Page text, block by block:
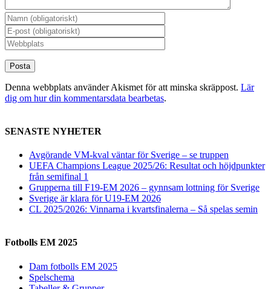
Denna webbplats använder Akismet för att minska skräppost. Lär
dig om hur din kommentarsdata bearbetas.
SENASTE NYHETER
Avgörande VM-kval väntar för Sverige – se truppen
UEFA Champions League 2025/26: Resultat och höjdpunkter
från semifinal 1
Grupperna till F19-EM 2026 – gynnsam lottning för Sverige
Sverige är klara för U19-EM 2026
CL 2025/2026: Vinnarna i kvartsfinalerna – Så spelas semin
Fotbolls EM 2025
Dam fotbolls EM 2025
Spelschema